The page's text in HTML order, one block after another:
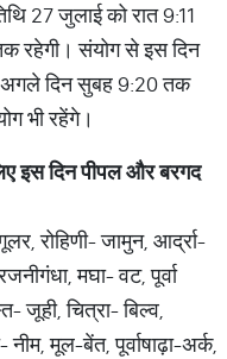
27 जुलाई को रात 9:11
रहेगी। संयोग से इस दिन
अगले दिन सुबह 9:20 तक
भी रहेंगे।
इस दिन पीपल और बरगद
रोहिणी- जामुन, आर्द्रा-
मघा- वट, पूर्वा
जूही, चित्रा- बिल्व,
मूल-बेंत, पूर्वाषाढ़ा-अर्क,